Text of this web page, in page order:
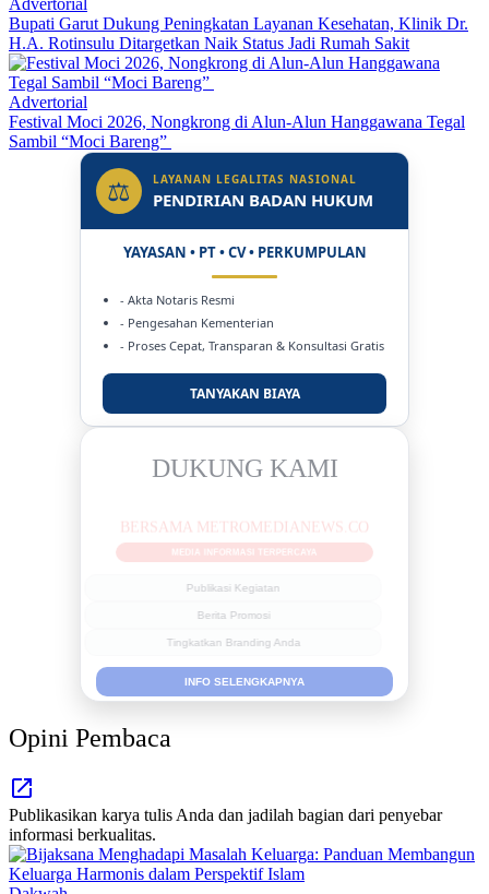
Advertorial
Bupati Garut Dukung Peningkatan Layanan Kesehatan, Klinik Dr.
H.A. Rotinsulu Ditargetkan Naik Status Jadi Rumah Sakit
Advertorial
Festival Moci 2026, Nongkrong di Alun-Alun Hanggawana Tegal
Sambil “Moci Bareng”
⚖ LAYANAN LEGALITAS NASIONAL
PENDIRIAN BADAN HUKUM
YAYASAN • PT • CV • PERKUMPULAN
- Akta Notaris Resmi
- Pengesahan Kementerian
- Proses Cepat, Transparan & Konsultasi Gratis
TANYAKAN BIAYA
DUKUNG KAMI
MEDIA INFORMASI TERPERCAYA
Publikasi Kegiatan
Berita Promosi
Tingkatkan Branding Anda
INFO SELENGKAPNYA
Opini Pembaca
Publikasikan karya tulis Anda dan jadilah bagian dari penyebar
informasi berkualitas.